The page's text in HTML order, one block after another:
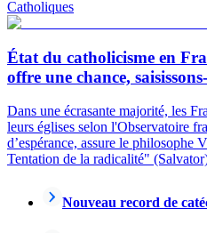
Catholiques
État du catholicisme en
offre une chance,
Dans une écrasante majorité, les
leurs églises selon l'Observatoire
d’espérance, assure le philosophe
Tentation de la radicalité"
Nouveau record de